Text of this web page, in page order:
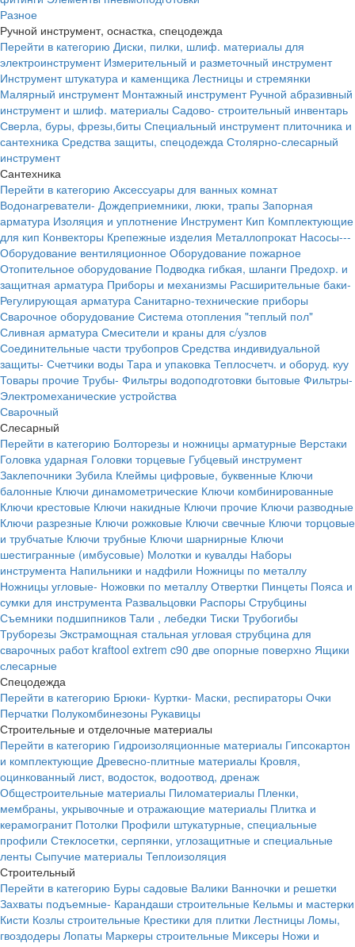
Разное
Ручной инструмент, оснастка, спецодежда
Перейти в категорию Диски, пилки, шлиф. материалы для
электроинструмент Измерительный и разметочный инструмент
Инструмент штукатура и каменщика Лестницы и стремянки
Малярный инструмент Монтажный инструмент Ручной абразивный
инструмент и шлиф. материалы Садово- строительный инвентарь
Сверла, буры, фрезы,биты Специальный инструмент плиточника и
сантехника Средства защиты, спецодежда Столярно-слесарный
инструмент
Сантехника
Перейти в категорию Аксессуары для ванных комнат
Водонагреватели- Дождеприемники, люки, трапы Запорная
арматура Изоляция и уплотнение Инструмент Кип Комплектующие
для кип Конвекторы Крепежные изделия Металлопрокат Насосы---
Оборудование вентиляционное Оборудование пожарное
Отопительное оборудование Подводка гибкая, шланги Предохр. и
защитная арматура Приборы и механизмы Расширительные баки-
Регулирующая арматура Санитарно-технические приборы
Сварочное оборудование Система отопления "теплый пол"
Сливная арматура Смесители и краны для с/узлов
Соединительные части трубопров Средства индивидуальной
защиты- Счетчики воды Тара и упаковка Теплосчетч. и оборуд. куу
Товары прочие Трубы- Фильтры водоподготовки бытовые Фильтры-
Электромеханические устройства
Сварочный
Слесарный
Перейти в категорию Болторезы и ножницы арматурные Верстаки
Головка ударная Головки торцевые Губцевый инструмент
Заклепочники Зубила Клеймы цифровые, буквенные Ключи
балонные Ключи динамометрические Ключи комбинированные
Ключи крестовые Ключи накидные Ключи прочие Ключи разводные
Ключи разрезные Ключи рожковые Ключи свечные Ключи торцовые
и трубчатые Ключи трубные Ключи шарнирные Ключи
шестигранные (имбусовые) Молотки и кувалды Наборы
инструмента Напильники и надфили Ножницы по металлу
Ножницы угловые- Ножовки по металлу Отвертки Пинцеты Пояса и
сумки для инструмента Развальцовки Распоры Струбцины
Съемники подшипников Тали , лебедки Тиски Трубогибы
Труборезы Экстрамощная стальная угловая струбцина для
сварочных работ kraftool extrem c90 две опорные поверхно Ящики
слесарные
Спецодежда
Перейти в категорию Брюки- Куртки- Маски, респираторы Очки
Перчатки Полукомбинезоны Рукавицы
Строительные и отделочные материалы
Перейти в категорию Гидроизоляционные материалы Гипсокартон
и комплектующие Древесно-плитные материалы Кровля,
оцинкованный лист, водосток, водоотвод, дренаж
Общестроительные материалы Пиломатериалы Пленки,
мембраны, укрывочные и отражающие материалы Плитка и
керамогранит Потолки Профили штукатурные, специальные
профили Стеклосетки, серпянки, углозащитные и специальные
ленты Сыпучие материалы Теплоизоляция
Строительный
Перейти в категорию Буры садовые Валики Ванночки и решетки
Захваты подъемные- Карандаши строительные Кельмы и мастерки
Кисти Козлы строительные Крестики для плитки Лестницы Ломы,
гвоздодеры Лопаты Маркеры строительные Миксеры Ножи и